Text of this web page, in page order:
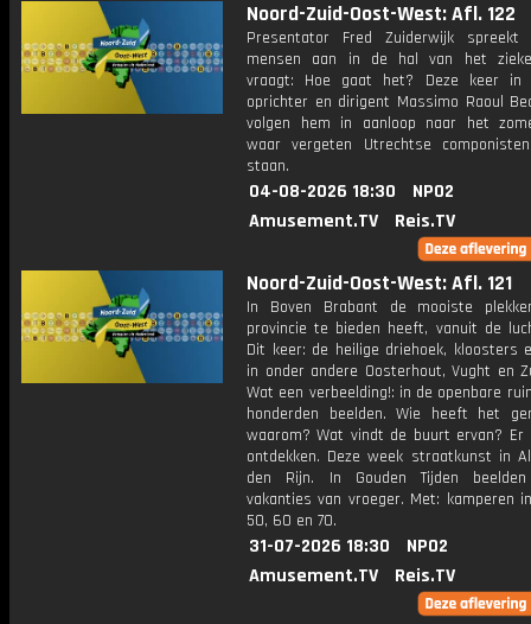
Noord-Zuid-Oost-West: Afl. 122
Presentator Fred Zuiderwijk spreekt
mensen aan in de hal van het
vraagt: Hoe gaat het? Deze keer in
oprichter en dirigent Massimo Raoul
volgen hem in aanloop naar het
waar vergeten Utrechtse
staan.
04-08-2026 18:30
NPO2
Amusement.TV
Reis.TV
Noord-Zuid-Oost-West: Afl. 121
In Boven Brabant de mooiste
provincie te bieden heeft, vanuit de
Dit keer: de heilige driehoek, kloosters
in onder andere Oosterhout, Vught en
Wat een verbeelding!: in de openbare
honderden beelden. Wie heeft het
waarom? Wat vindt de buurt ervan?
ontdekken. Deze week straatkunst in
den Rijn. In Gouden Tijden
vakanties van vroeger. Met: kamperen
50, 60 en 70.
31-07-2026 18:30
NPO2
Amusement.TV
Reis.TV